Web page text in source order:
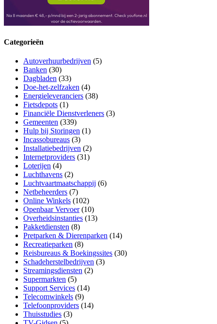
Categorieën
Autoverhuurbedrijven (5)
Banken (30)
Dagbladen (33)
Doe-het-zelfzaken (4)
Energieleveranciers (38)
Fietsdepots (1)
Financiële Dienstverleners (3)
Gemeenten (339)
Hulp bij Storingen (1)
Incassobureaus (3)
Installatiebedrijven (2)
Internetproviders (31)
Loterijen (4)
Luchthavens (2)
Luchtvaartmaatschappij (6)
Netbeheerders (7)
Online Winkels (102)
Openbaar Vervoer(10)
Overheidsinstanties (13)
Pakketdiensten (8)
Pretparken & Dierenparken (14)
Recreatieparken (8)
Reisbureaus & Boekingssites (30)
Schadeherstelbedrijven (3)
Streamingsdiensten (2)
Supermarkten (5)
Support Services (14)
Telecomwinkels (9)
Telefoonproviders (14)
Thuisstudies (3)